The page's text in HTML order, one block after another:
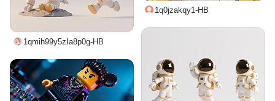
1qmih99y5zIa8p0g-HB
1q0jzakqy1-HB